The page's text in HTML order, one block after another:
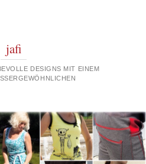
jafi
DESIGNS MIT EINEM